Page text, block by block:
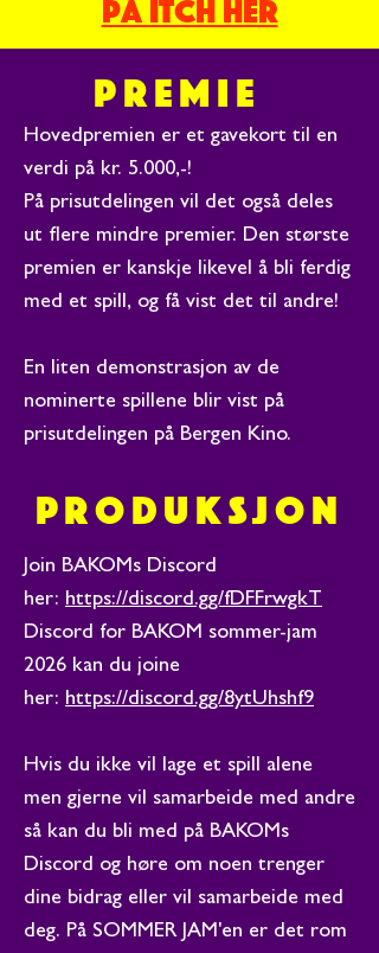
PÅ ITCH HER
Hovedpremien er et gavekort til en
verdi på kr. 5.000,-!
På prisutdelingen vil det også deles
ut flere mindre premier. Den største
premien er kanskje likevel å bli ferdig
med et spill, og få vist det til andre!
En liten demonstrasjon av de
nominerte spillene blir vist på
prisutdelingen på Bergen Kino.
PREMIE
PRODUKSJON
​Join BAKOMs Discord
her: https://discord.gg/fDFFrwgkT
Discord for BAKOM sommer-jam
2026 kan du joine
her: https://discord.gg/8ytUhshf9
Hvis du ikke vil lage et spill alene
men gjerne vil samarbeide med andre
så kan du bli med på BAKOMs
Discord og høre om noen trenger
dine bidrag eller vil samarbeide med
deg. På SOMMER JAM'en er det rom